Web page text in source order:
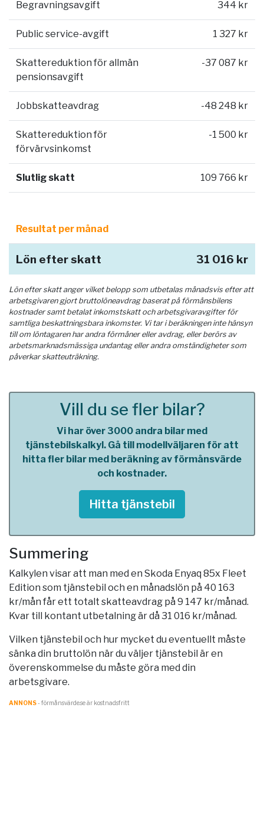
Begravningsavgift 344 kr
Public service-avgift 1 327 kr
Skattereduktion för allmän
pensionsavgift
-37 087 kr
Jobbskatteavdrag -48 248 kr
Skattereduktion för
förvärvsinkomst
-1 500 kr
Slutlig skatt 109 766 kr
Resultat per månad
Lön efter skatt 31 016 kr
Lön efter skatt anger vilket belopp som utbetalas månadsvis efter att
arbetsgivaren gjort bruttolöneavdrag baserat på förmånsbilens
kostnader samt betalat inkomstskatt och arbetsgivaravgifter för
samtliga beskattningsbara inkomster. Vi tar i beräkningen inte hänsyn
till om löntagaren har andra förmåner eller avdrag, eller berörs av
arbetsmarknadsmässiga undantag eller andra omständigheter som
påverkar skatteuträkning.
Vill du se fler bilar?
Vi har över 3000 andra bilar med
tjänstebilskalkyl. Gå till modellväljaren för att
hitta fler bilar med beräkning av förmånsvärde
och kostnader.
Hitta tjänstebil
Summering
Kalkylen visar att man med en Skoda Enyaq 85x Fleet
Edition som tjänstebil och en månadslön på 40 163
kr/mån får ett totalt skatteavdrag på 9 147 kr/månad.
Kvar till kontant utbetalning är då 31 016 kr/månad.
Vilken tjänstebil och hur mycket du eventuellt måste
sänka din bruttolön när du väljer tjänstebil är en
överenskommelse du måste göra med din
arbetsgivare.
ANNONS- förmånsvärde.se är kostnadsfritt